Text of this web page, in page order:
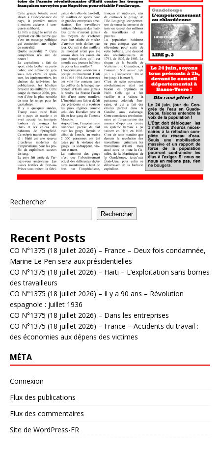
Rechercher
Rechercher
Recent Posts
CO N°1375 (18 juillet 2026) – France – Deux fois condamnée,
Marine Le Pen sera aux présidentielles
CO N°1375 (18 juillet 2026) – Haïti – L’exploitation sans bornes
des travailleurs
CO N°1375 (18 juillet 2026) – Il y a 90 ans – Révolution
espagnole : juillet 1936
CO N°1375 (18 juillet 2026) – Dans les entreprises
CO N°1375 (18 juillet 2026) – France – Accidents du travail :
des économies aux dépens des victimes
MÉTA
Connexion
Flux des publications
Flux des commentaires
Site de WordPress-FR